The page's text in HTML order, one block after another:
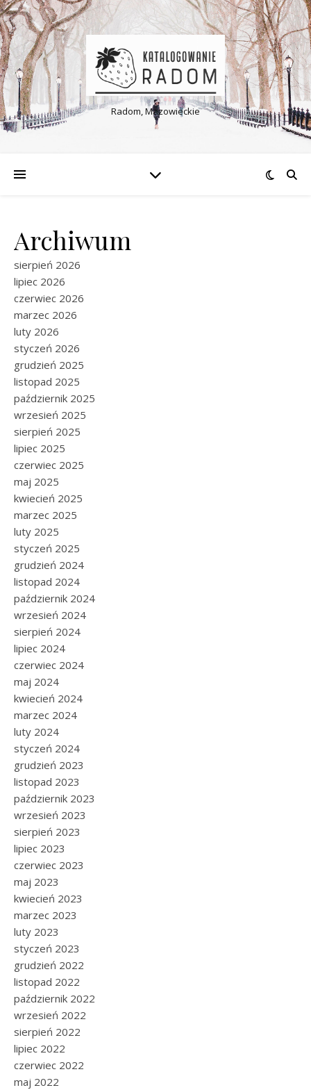
Radom, Mazowieckie
Archiwum
sierpień 2026
lipiec 2026
czerwiec 2026
marzec 2026
luty 2026
styczeń 2026
grudzień 2025
listopad 2025
październik 2025
wrzesień 2025
sierpień 2025
lipiec 2025
czerwiec 2025
maj 2025
kwiecień 2025
marzec 2025
luty 2025
styczeń 2025
grudzień 2024
listopad 2024
październik 2024
wrzesień 2024
sierpień 2024
lipiec 2024
czerwiec 2024
maj 2024
kwiecień 2024
marzec 2024
luty 2024
styczeń 2024
grudzień 2023
listopad 2023
październik 2023
wrzesień 2023
sierpień 2023
lipiec 2023
czerwiec 2023
maj 2023
kwiecień 2023
marzec 2023
luty 2023
styczeń 2023
grudzień 2022
listopad 2022
październik 2022
wrzesień 2022
sierpień 2022
lipiec 2022
czerwiec 2022
maj 2022